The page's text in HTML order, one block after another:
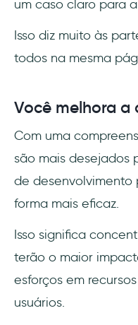
um caso claro para
Isso diz muito às
todos na mesma
Você melhora a
Com uma
são mais desejados
de desenvolvimento
forma mais eficaz.
Isso significa
terão o maior
esforços em
usuários.